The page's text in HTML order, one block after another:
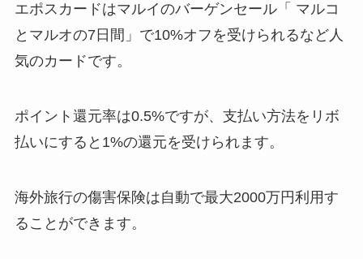
エポスカードはマルイのバーゲンセール「 マルコ
とマルオの7日間」で10%オフを受けられるなど人
気のカードです。
ポイント還元率は0.5%ですが、支払い方法をリボ
払いにすると1%の還元を受けられます。
海外旅行の傷害保険は自動で最大2000万円利用す
ることができます。